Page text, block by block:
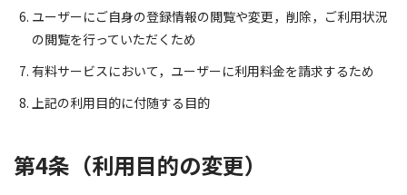
ユーザーにご自身の登録情報の閲覧や変更，削除，ご利用状況
の閲覧を行っていただくため
有料サービスにおいて，ユーザーに利用料金を請求するため
上記の利用目的に付随する目的
第4条（利用目的の変更）